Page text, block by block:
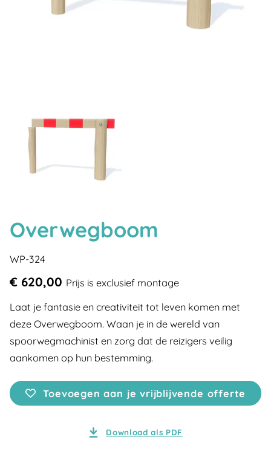
Overwegboom
WP-324
€ 620,00 Prijs is exclusief montage
Laat je fantasie en creativiteit tot leven komen met
deze Overwegboom. Waan je in de wereld van
spoorwegmachinist en zorg dat de reizigers veilig
aankomen op hun bestemming.
Toevoegen aan je vrijblijvende offerte
Download als PDF